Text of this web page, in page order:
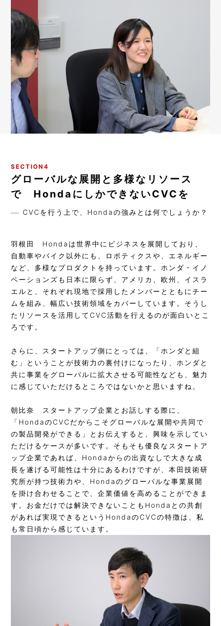
SECTION4
グローバルな展開と多様なリソース
で HondaにしかできないCVCを
CVCを行う上で、Hondaの強みとは何でしょうか？
羽根田
Hondaは世界中にビジネスを展開しており、
自動車やバイク以外にも、ロボティクスや、エネルギー
など、多様なプロダクトを持っています。ホンダ・イノ
ベーションズも日本に限らず、アメリカ、欧州、イスラ
エルと、それぞれ現地で採用したメンバーとともにチー
ムを組み、幅広い技術領域をカバーしています。そうし
たリソースを活用してCVC活動を行えるのが面白いとこ
ろです。
さらに、スタートアップ側にとっては、「ホンダと組
む」ということが技術力の裏付けになったり、ホンダと
共に事業をグローバルに拡大させる可能性なども、魅力
に感じていただけるところではないかと思いますね。
朝比奈
スタートアップ企業とお話しする際に、
「HondaのCVCだからこそグローバルな展開や共同で
の製品開発ができる」とお伝えすると、興味を示してい
ただけるケースが多いです。そもそも優良なスタートア
ップ企業であれば、Hondaからの出資なしで大きな成
長を遂げる可能性は十分にあるわけですが、本田技術研
究所が持つ技術力や、Hondaのグローバルな事業展開
を掛け合わせることで、企業価値を高めることができま
す。お金だけでは解決できないこともHondaとの共創
があれば実現できるというHondaのCVCの特徴は、私
も常日頃から感じています。